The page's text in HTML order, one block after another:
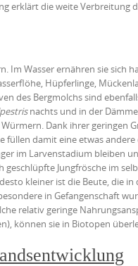
erklärt die weite Verbreitung
Im Wasser ernähren sie sich
Hüpferlinge,
des Bergmolchs sind
nachts und in der
Dank ihrer geringen
damit eine etwas
im Larvenstadium bleiben
Jungfrösche im
kleiner ist die Beute, die
in Gefangenschaft
relativ geringe
können sie in Biotopen